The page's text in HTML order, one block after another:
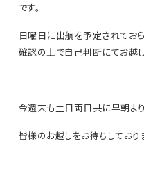
です。
日曜日に出航を予定されてお
確認の上で自己判断にてお越し
今週末も土日両日共に早朝よ
皆様のお越しをお待ちしてお